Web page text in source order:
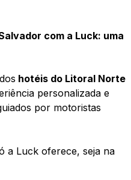
com a Luck: uma
hotéis do Litoral Norte
personalizada e
por motoristas
a Luck oferece, seja na